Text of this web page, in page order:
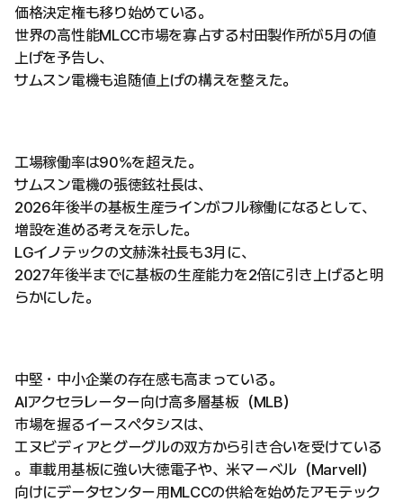
価格決定権も移り始めている。
世界の高性能MLCC市場を寡占する村田製作所が5月の値
上げを予告し、
サムスン電機も追随値上げの構えを整えた。
工場稼働率は90%を超えた。
サムスン電機の張徳鉉社長は、
2026年後半の基板生産ラインがフル稼働になるとして、
増設を進める考えを示した。
LGイノテックの文赫洙社長も3月に、
2027年後半までに基板の生産能力を2倍に引き上げると明
らかにした。
中堅・中小企業の存在感も高まっている。
AIアクセラレーター向け高多層基板（MLB）
市場を握るイースペタシスは、
エヌビディアとグーグルの双方から引き合いを受けている
。車載用基板に強い大徳電子や、米マーベル（Marvell）
向けにデータセンター用MLCCの供給を始めたアモテック